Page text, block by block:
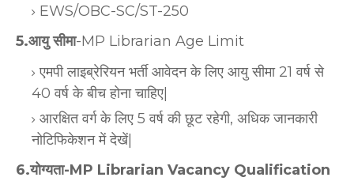
EWS/OBC-SC/ST-250
5.आयु सीमा-MP Librarian Age Limit
एमपी लाइब्रेरियन भर्ती आवेदन के लिए आयु सीमा 21 वर्ष से
40 वर्ष के बीच होना चाहिए|
आरक्षित वर्ग के लिए 5 वर्ष की छूट रहेगी, अधिक जानकारी
नोटिफिकेशन में देखें|
6.योग्यता-MP Librarian Vacancy Qualification